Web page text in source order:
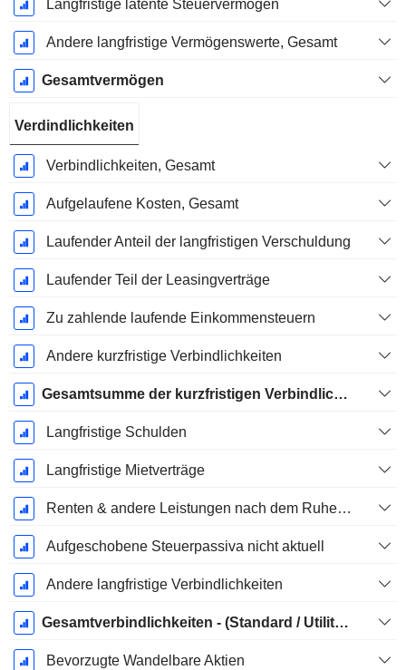
Langfristige latente Steuervermögen
Andere langfristige Vermögenswerte, Gesamt
Gesamtvermögen
Verdindlichkeiten
Verbindlichkeiten, Gesamt
Aufgelaufene Kosten, Gesamt
Laufender Anteil der langfristigen Verschuldung
Laufender Teil der Leasingverträge
Zu zahlende laufende Einkommensteuern
Andere kurzfristige Verbindlichkeiten
Gesamtsumme der kurzfristigen Verbindlichkeiten
Langfristige Schulden
Langfristige Mietverträge
Renten & andere Leistungen nach dem Ruhestand
Aufgeschobene Steuerpassiva nicht aktuell
Andere langfristige Verbindlichkeiten
Gesamtverbindlichkeiten - (Standard / Utility Vorlage)
Bevorzugte Wandelbare Aktien